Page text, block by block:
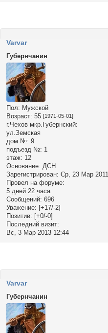
Varvar
Губернчанин
Пол: Мужской
Возраст: 55 [1971-05-01]
г.Чехов мкр.Губернский:
ул.Земская
дом №: 9
подъезд №: 1
этаж: 12
Основание: ДСН
Зарегистрирован: Ср, 23 Мар 2011
Провел на форуме:
5 дней 22 часа
Сообщений: 696
Уважение: [+17/-2]
Позитив: [+0/-0]
Последний визит:
Вс, 3 Мар 2013 12:44
Varvar
Губернчанин